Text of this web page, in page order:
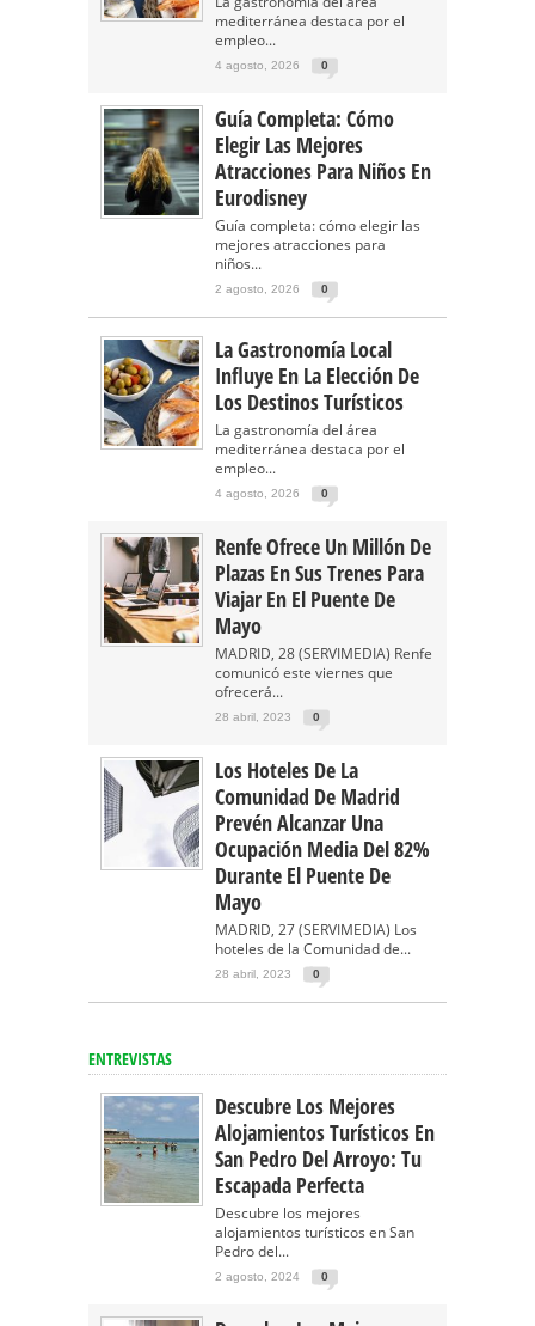
mediterránea destaca por el
empleo...
4 agosto, 2026 0
Guía Completa: Cómo
Elegir Las Mejores
Atracciones Para Niños En
Eurodisney
Guía completa: cómo elegir las
mejores atracciones para
niños...
2 agosto, 2026 0
La Gastronomía Local
Influye En La Elección De
Los Destinos Turísticos
La gastronomía del área
mediterránea destaca por el
empleo...
4 agosto, 2026 0
Renfe Ofrece Un Millón De
Plazas En Sus Trenes Para
Viajar En El Puente De
Mayo
MADRID, 28 (SERVIMEDIA) Renfe
comunicó este viernes que
ofrecerá...
28 abril, 2023 0
Los Hoteles De La
Comunidad De Madrid
Prevén Alcanzar Una
Ocupación Media Del 82%
Durante El Puente De
Mayo
MADRID, 27 (SERVIMEDIA) Los
hoteles de la Comunidad de...
28 abril, 2023 0
ENTREVISTAS
Descubre Los Mejores
Alojamientos Turísticos En
San Pedro Del Arroyo: Tu
Escapada Perfecta
Descubre los mejores
alojamientos turísticos en San
Pedro del...
2 agosto, 2024 0